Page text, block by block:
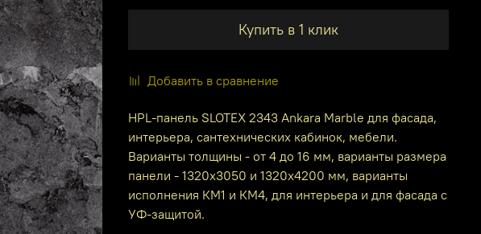
Купить в 1 клик
Добавить в сравнение
HPL-панель SLOTEX 2343 Ankara Marble для фасада,
интерьера, сантехнических кабинок, мебели.
Варианты толщины - от 4 до 16 мм, варианты размера
панели - 1320х3050 и 1320х4200 мм, варианты
исполнения КМ1 и КМ4, для интерьера и для фасада с
УФ-защитой.